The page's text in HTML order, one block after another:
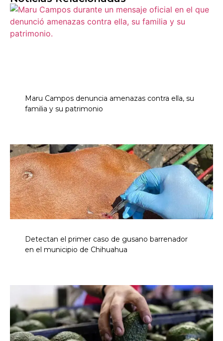
Maru Campos denuncia amenazas contra ella, su
familia y su patrimonio
Detectan el primer caso de gusano barrenador
en el municipio de Chihuahua